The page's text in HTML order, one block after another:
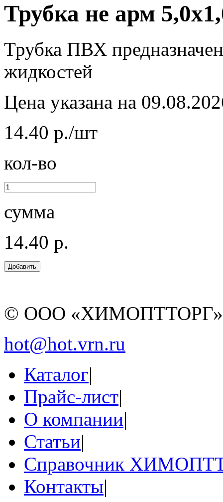
Трубка не арм
Трубка ПВХ
жидкостей
Цена указана на
14.40 р./шт
кол-во
сумма
14.40 р.
© ООО
hot@hot.vrn.ru
Каталог|
Прайс-лист|
О компании|
Статьи|
Справочник
Контакты|